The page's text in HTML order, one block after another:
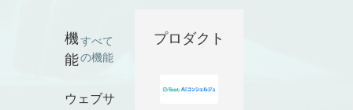
機
能
すべて
の機能
ウェブサ
プロダクト